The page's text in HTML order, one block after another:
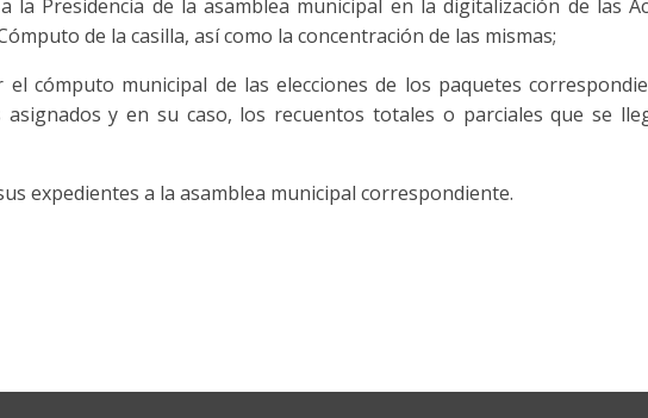
la Presidencia de la asamblea municipal en la digitalización de las
de la casilla, así como la concentración de las mismas;
el cómputo municipal de las elecciones de los paquetes
y en su caso, los recuentos totales o parciales que se
expedientes a la asamblea municipal correspondiente.